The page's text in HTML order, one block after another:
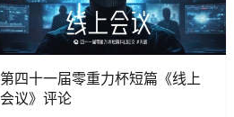
第四十一届零重力杯短篇《线上
会议》评论